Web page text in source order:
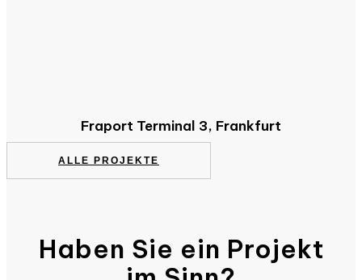
Fraport Terminal 3, Frankfurt
ALLE PROJEKTE
Haben Sie ein Projekt